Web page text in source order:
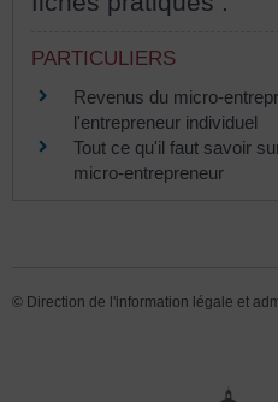
PARTICULIERS
Revenus du micro-
l'entrepreneur individuel
Tout ce qu'il faut savoir
micro-entrepreneur
© Direction de l'information légale et